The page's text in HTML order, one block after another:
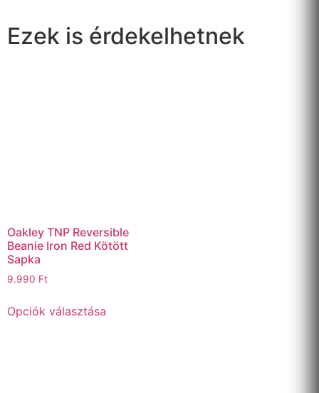
Ezek is érdekelhetnek
Oakley TNP Reversible
Beanie Iron Red Kötött
Sapka
9.990 Ft
Opciók választása